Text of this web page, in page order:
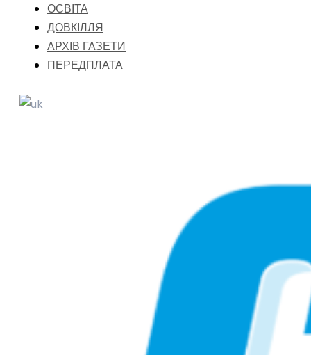
ОСВІТА
ДОВКІЛЛЯ
АРХІВ ГАЗЕТИ
ПЕРЕДПЛАТА